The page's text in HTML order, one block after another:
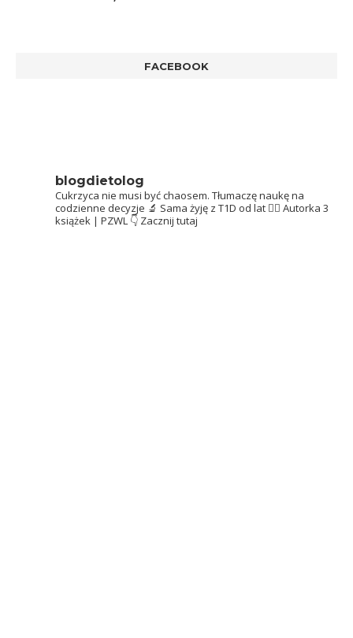
FACEBOOK
blogdietolog
Cukrzyca nie musi być chaosem. Tłumaczę naukę na
codzienne decyzje 🔬 Sama żyję z T1D od lat 👩‍⚕️ Autorka 3
książek | PZWL 👇 Zacznij tutaj